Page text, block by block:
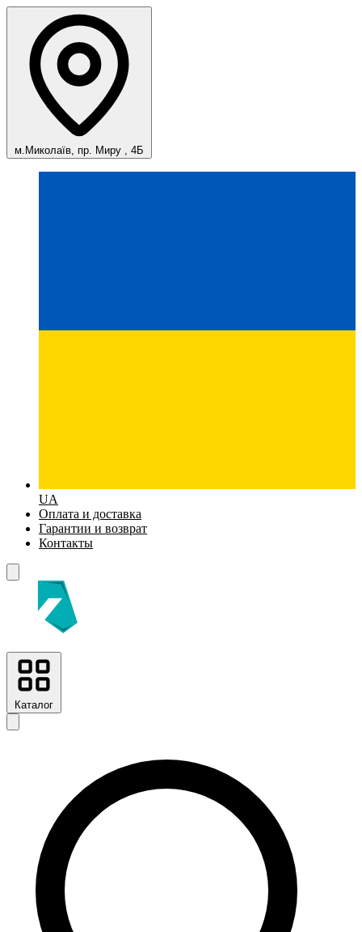
м.Миколаїв, пр. Миру , 4Б
UA
Оплата и доставка
Гарантии и возврат
Контакты
Каталог